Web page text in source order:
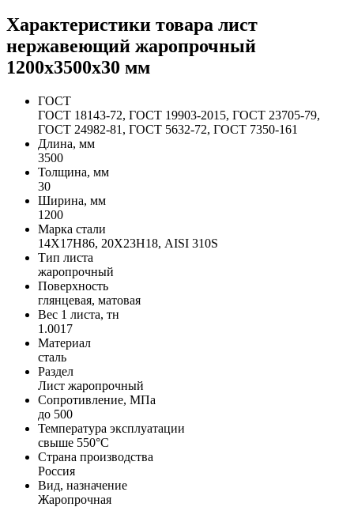
Характеристики товара лист
нержавеющий жаропрочный
1200х3500х30 мм
ГОСТ
ГОСТ 18143-72, ГОСТ 19903-2015, ГОСТ 23705-79,
ГОСТ 24982-81, ГОСТ 5632-72, ГОСТ 7350-161
Длина, мм
3500
Толщина, мм
30
Ширина, мм
1200
Марка стали
14Х17Н86, 20Х23Н18, AISI 310S
Тип листа
жаропрочный
Поверхность
глянцевая, матовая
Вес 1 листа, тн
1.0017
Материал
сталь
Раздел
Лист жаропрочный
Сопротивление, МПа
до 500
Температура эксплуатации
свыше 550°С
Страна производства
Россия
Вид, назначение
Жаропрочная